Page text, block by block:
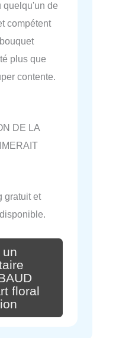
quelqu'un de
compétent
plus que
contente.
DE LA
gratuit et
floral